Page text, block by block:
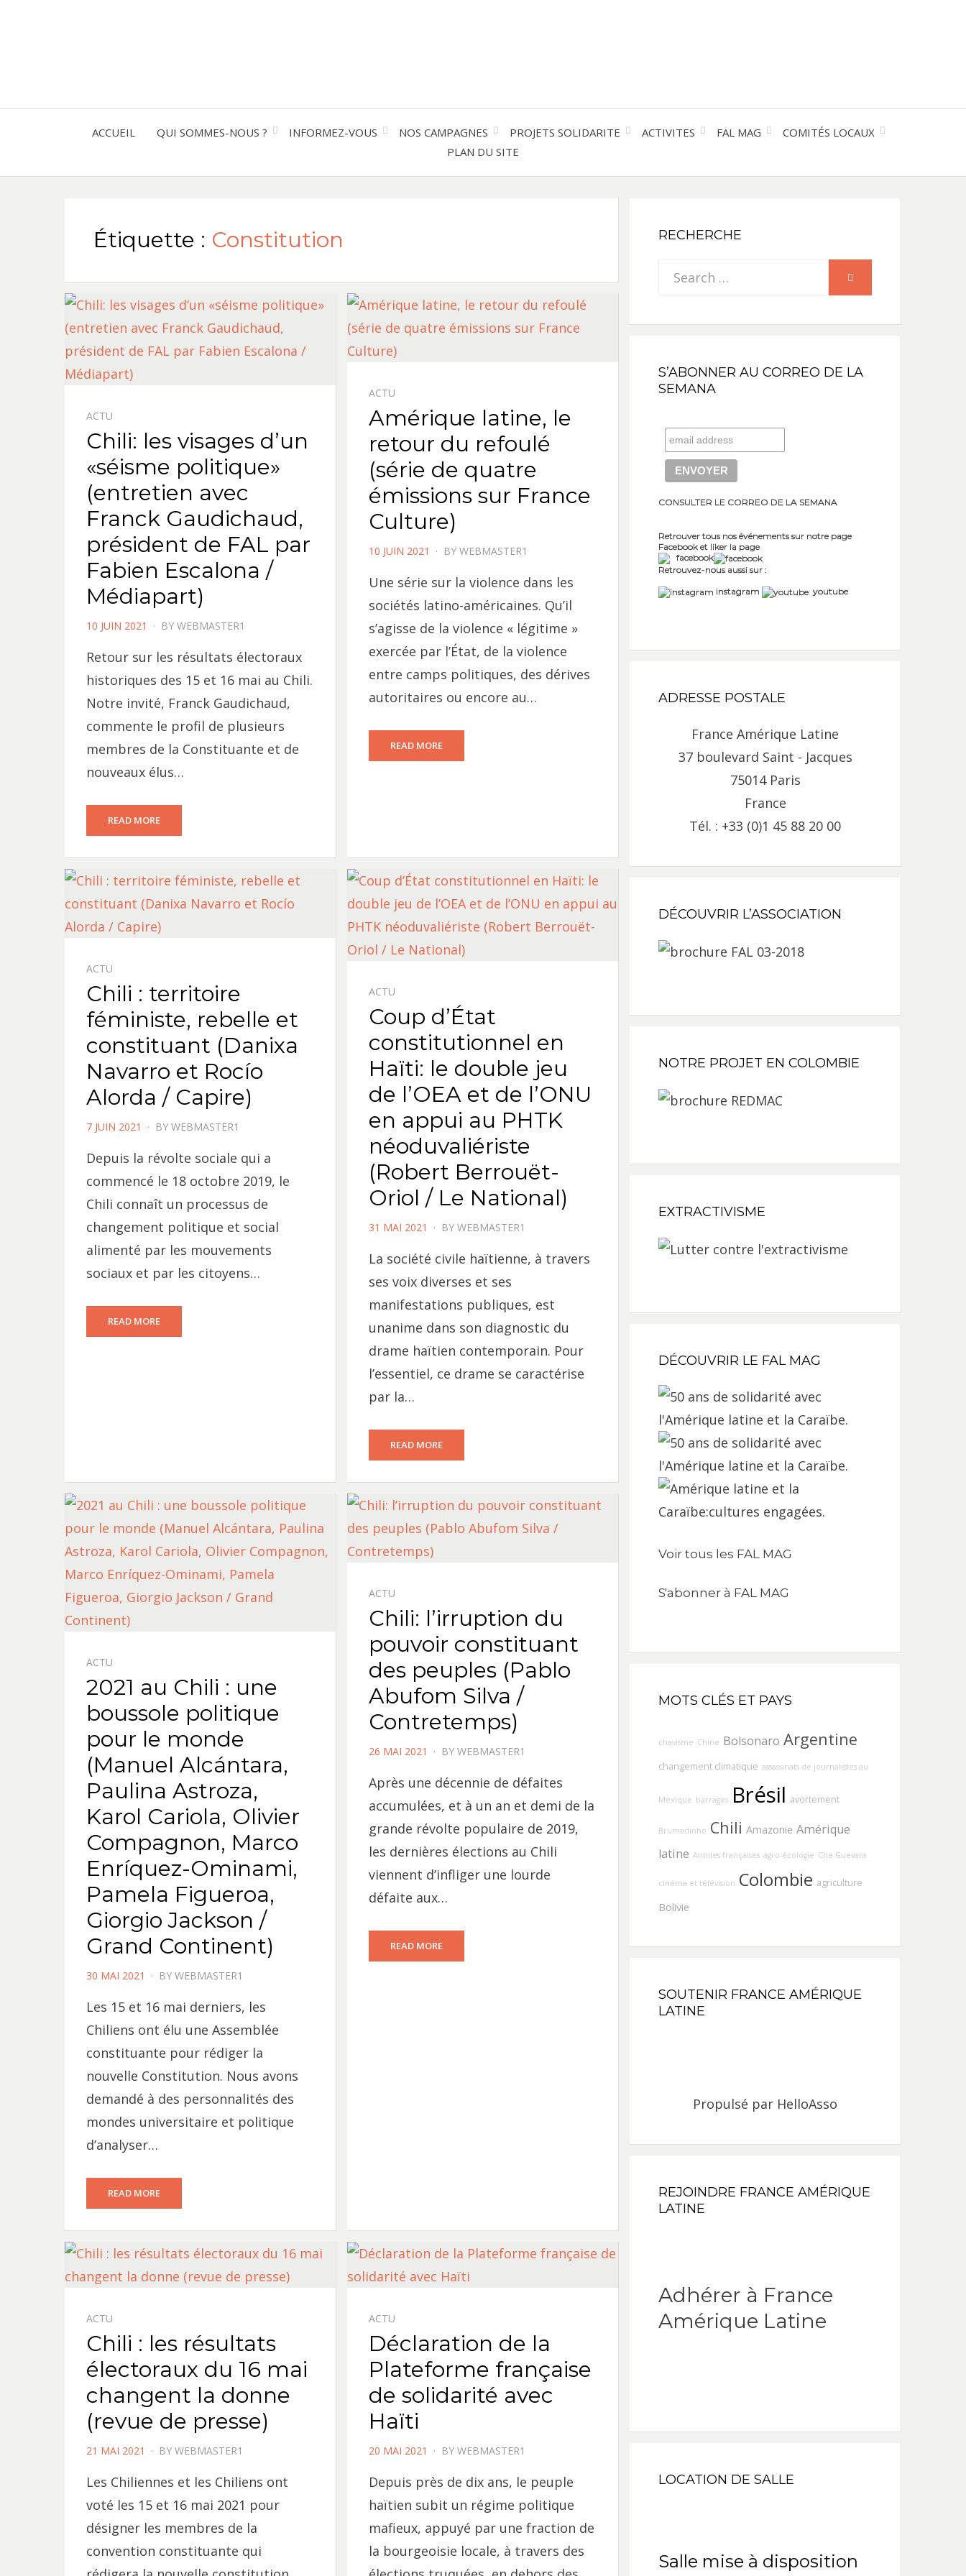
AMERIQUE
LATINE
ACCUEIL QUI SOMMES-NOUS ? INFORMEZ-VOUS NOS CAMPAGNES PROJETS SOLIDARITE ACTIVITES FAL MAG
COMITÉS LOCAUX
PLAN DU SITE
Étiquette : Constitution
ACTU
Chili: les visages d’un
«séisme politique»
(entretien avec
Franck Gaudichaud,
président de FAL par
Fabien Escalona /
Médiapart)
POSTED
10 JUIN 2021 BY WEBMASTER1
Retour sur les résultats électoraux
historiques des 15 et 16 mai au Chili.
Notre invité, Franck Gaudichaud,
commente le profil de plusieurs
membres de la Constituante et de
nouveaux élus…
READ MORE
ACTU
Amérique latine, le
retour du refoulé
(série de quatre
émissions sur France
Culture)
POSTED
10 JUIN 2021 BY WEBMASTER1
Une série sur la violence dans les
sociétés latino-américaines. Qu’il
s’agisse de la violence « légitime »
exercée par l’État, de la violence
entre camps politiques, des dérives
autoritaires ou encore au…
READ MORE
ACTU
Chili : territoire
féministe, rebelle et
constituant (Danixa
Navarro et Rocío
Alorda / Capire)
POSTED
7 JUIN 2021 BY WEBMASTER1
Depuis la révolte sociale qui a
commencé le 18 octobre 2019, le
Chili connaît un processus de
changement politique et social
alimenté par les mouvements
sociaux et par les citoyens…
READ MORE
ACTU
Coup d’État
constitutionnel en
Haïti: le double jeu
de l’OEA et de l’ONU
en appui au PHTK
néoduvaliériste
(Robert Berrouët-
Oriol / Le National)
POSTED
31 MAI 2021 BY WEBMASTER1
La société civile haïtienne, à travers
ses voix diverses et ses
manifestations publiques, est
unanime dans son diagnostic du
drame haïtien contemporain. Pour
l’essentiel, ce drame se caractérise
par la…
READ MORE
ACTU
2021 au Chili : une
boussole politique
pour le monde
(Manuel Alcántara,
Paulina Astroza,
Karol Cariola, Olivier
Compagnon, Marco
Enríquez-Ominami,
Pamela Figueroa,
Giorgio Jackson /
Grand Continent)
POSTED
30 MAI 2021 BY WEBMASTER1
Les 15 et 16 mai derniers, les
Chiliens ont élu une Assemblée
constituante pour rédiger la
nouvelle Constitution. Nous avons
demandé à des personnalités des
mondes universitaire et politique
d’analyser…
READ MORE
ACTU
Chili: l’irruption du
pouvoir constituant
des peuples (Pablo
Abufom Silva /
Contretemps)
POSTED
26 MAI 2021 BY WEBMASTER1
Après une décennie de défaites
accumulées, et à un an et demi de la
grande révolte populaire de 2019,
les dernières élections au Chili
viennent d’infliger une lourde
défaite aux…
READ MORE
ACTU
Chili : les résultats
électoraux du 16 mai
changent la donne
(revue de presse)
POSTED
21 MAI 2021 BY WEBMASTER1
Les Chiliennes et les Chiliens ont
voté les 15 et 16 mai 2021 pour
désigner les membres de la
convention constituante qui
ACTU
Déclaration de la
Plateforme française
de solidarité avec
Haïti
POSTED
20 MAI 2021 BY WEBMASTER1
Depuis près de dix ans, le peuple
haïtien subit un régime politique
mafieux, appuyé par une fraction de
la bourgeoisie locale, à travers des
RECHERCHE
Search
S’ABONNER AU CORREO DE LA
SEMANA
CONSULTER LE CORREO DE LA SEMANA
Retrouver tous nos événements sur notre page
Facebook et liker la page
facebook
Retrouvez-nous aussi sur :
instagram
youtube
ADRESSE POSTALE
France Amérique Latine
37 boulevard Saint - Jacques
75014 Paris
France
Tél. : +33 (0)1 45 88 20 00
DÉCOUVRIR L’ASSOCIATION
NOTRE PROJET EN COLOMBIE
EXTRACTIVISME
DÉCOUVRIR LE FAL MAG
Voir tous les FAL MAG
S'abonner à FAL MAG
MOTS CLÉS ET PAYS
chavisme Chine Bolsonaro Argentine
changement climatique assassinats de journalistes au
Mexique barrages Brésil avortement
Brumadinho Chili Amazonie Amérique
latine Antilles françaises agro-écologie Che Guevara
cinéma et télévision Colombie agriculture
Bolivie
SOUTENIR FRANCE AMÉRIQUE
LATINE
Propulsé par HelloAsso
REJOINDRE FRANCE AMÉRIQUE
LATINE
Adhérer à France
Amérique Latine
LOCATION DE SALLE
Salle mise à disposition